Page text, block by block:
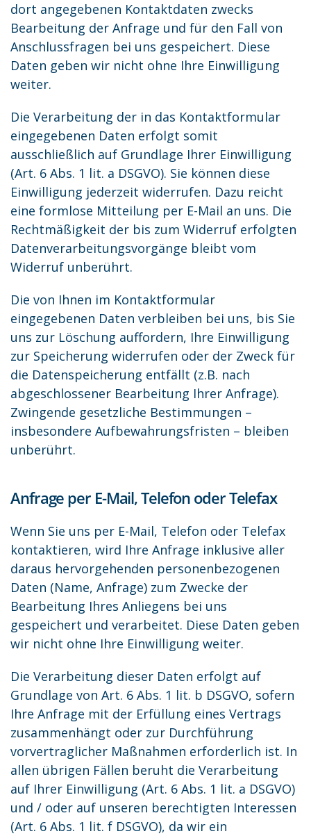
dort angegebenen Kontaktdaten zwecks
Bearbeitung der Anfrage und für den Fall von
Anschlussfragen bei uns gespeichert. Diese
Daten geben wir nicht ohne Ihre Einwilligung
weiter.
Die Verarbeitung der in das Kontaktformular
eingegebenen Daten erfolgt somit
ausschließlich auf Grundlage Ihrer Einwilligung
(Art. 6 Abs. 1 lit. a DSGVO). Sie können diese
Einwilligung jederzeit widerrufen. Dazu reicht
eine formlose Mitteilung per E-Mail an uns. Die
Rechtmäßigkeit der bis zum Widerruf erfolgten
Datenverarbeitungsvorgänge bleibt vom
Widerruf unberührt.
Die von Ihnen im Kontaktformular
eingegebenen Daten verbleiben bei uns, bis Sie
uns zur Löschung auffordern, Ihre Einwilligung
zur Speicherung widerrufen oder der Zweck für
die Datenspeicherung entfällt (z.B. nach
abgeschlossener Bearbeitung Ihrer Anfrage).
Zwingende gesetzliche Bestimmungen –
insbesondere Aufbewahrungsfristen – bleiben
unberührt.
Anfrage per E-Mail, Telefon oder Telefax
Wenn Sie uns per E-Mail, Telefon oder Telefax
kontaktieren, wird Ihre Anfrage inklusive aller
daraus hervorgehenden personenbezogenen
Daten (Name, Anfrage) zum Zwecke der
Bearbeitung Ihres Anliegens bei uns
gespeichert und verarbeitet. Diese Daten geben
wir nicht ohne Ihre Einwilligung weiter.
Die Verarbeitung dieser Daten erfolgt auf
Grundlage von Art. 6 Abs. 1 lit. b DSGVO, sofern
Ihre Anfrage mit der Erfüllung eines Vertrags
zusammenhängt oder zur Durchführung
vorvertraglicher Maßnahmen erforderlich ist. In
allen übrigen Fällen beruht die Verarbeitung
auf Ihrer Einwilligung (Art. 6 Abs. 1 lit. a DSGVO)
und / oder auf unseren berechtigten Interessen
(Art. 6 Abs. 1 lit. f DSGVO), da wir ein